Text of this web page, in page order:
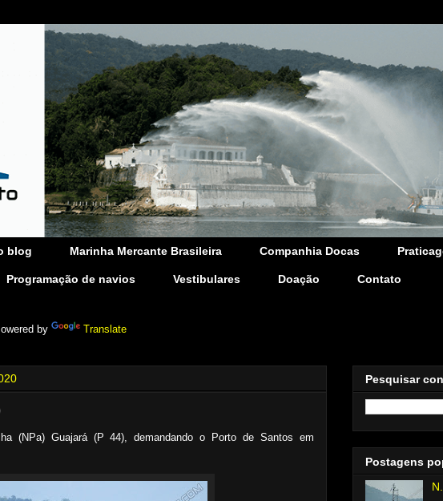
blog Marinha Mercante Brasileira Companhia Docas
Programação de navios Vestibulares Doação Contato
by Translate
(NPa) Guajará (P 44), demandando o Porto de Santos em
Pesquisar
Postagens